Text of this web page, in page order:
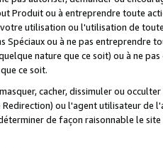
Produit ou à entreprendre toute
utilisation ou l'utilisation de
Spéciaux ou à ne pas entreprendre
nature que ce soit) ou à ne
ce soit.
cacher, dissimuler ou
Redirection) ou l'agent utilisateur
de façon raisonnable le